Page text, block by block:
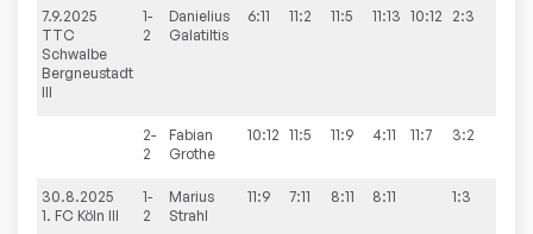
7.9.2025
TTC
Schwalbe
Bergneustadt
III
1-
2
Danielius
Galatiltis
6:11 11:2 11:5 11:13 10:12 2:3
2-
2
Fabian
Grothe
10:12 11:5 11:9 4:11 11:7 3:2
30.8.2025
1. FC Köln III
1-
2
Marius
Strahl
11:9 7:11 8:11 8:11 1:3